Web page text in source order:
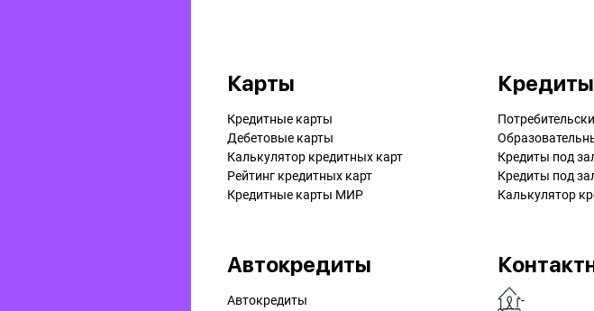
Карты
Кредитные карты
Дебетовые карты
Калькулятор кредитных карт
Рейтинг кредитных карт
Кредитные карты МИР
Кредиты
Кредиты под
Кредиты под
Калькулятор
Автокредиты
Автокредиты
-